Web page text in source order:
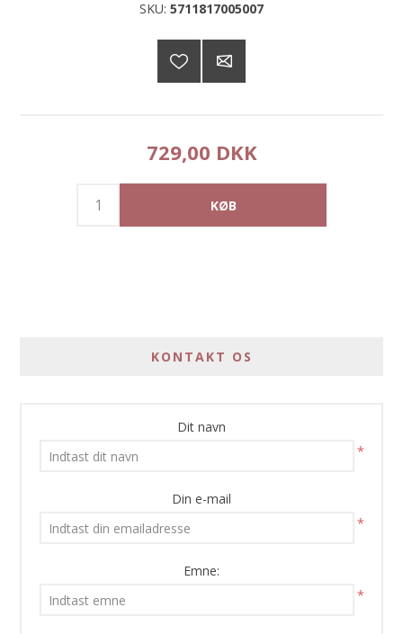
SKU: 5711817005007
729,00 DKK
KONTAKT OS
Dit navn
*
Din e-mail
*
Emne:
*